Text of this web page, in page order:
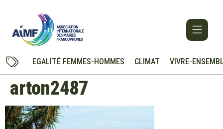
EGALITÉ FEMMES-HOMMES CLIMAT VIVRE-
arton2487